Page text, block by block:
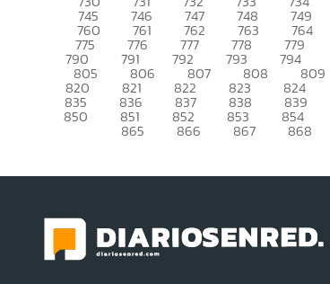
745 746 747 748 749
760 761 762 763 764
775 776 777 778 779
790 791 792 793 794
805 806 807 808 809
820 821 822 823 824
835 836 837 838 839
850 851 852 853 854
865 866 867 868